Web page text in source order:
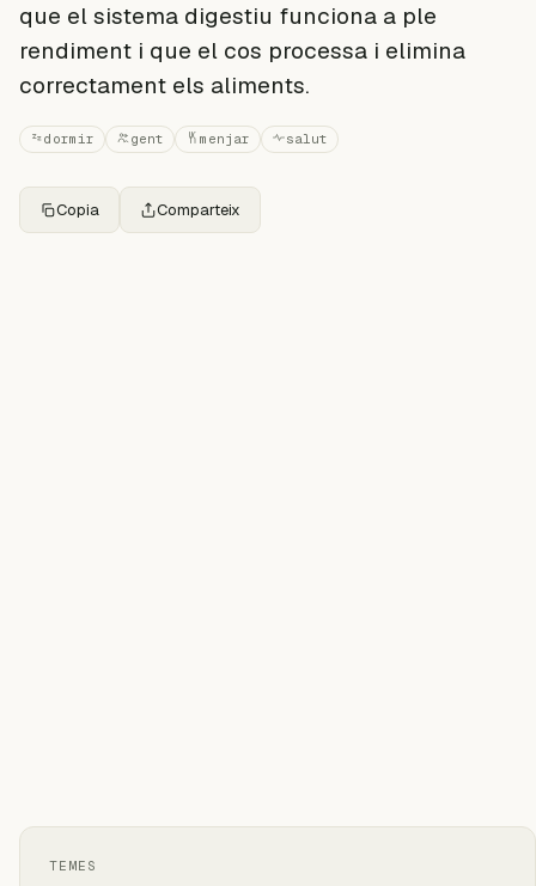
que el sistema digestiu funciona a ple
rendiment i que el cos processa i elimina
correctament els aliments.
dormir gent menjar salut
Copia Comparteix
TEMES